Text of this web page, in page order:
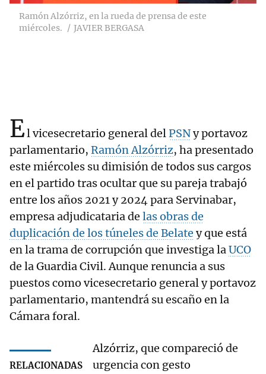
Ramón Alzórriz, en la rueda de prensa de este
miércoles.
JAVIER BERGASA
El vicesecretario general delPSNy portavoz
parlamentario, Ramón Alzórriz, ha presentado
este miércoles su dimisión de todos sus cargos
en el partido tras ocultar que su pareja trabajó
entre los años 2021 y 2024 para Servinabar,
empresa adjudicataria de las obras de
duplicación de los túneles de Belate y que está
en la trama de corrupción que investiga laUCO
de la Guardia Civil. Aunque renuncia a sus
puestos como vicesecretario general y portavoz
parlamentario, mantendrá su escaño en la
Cámara foral.
RELACIONADAS
Alzórriz, que compareció de
urgencia con gesto